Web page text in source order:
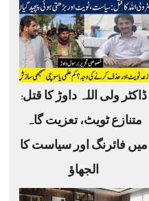
ڈاکٹر ولی اللہ داوڑ کا قتل:
متنازع ٹویٹ، تعزیت گاہ
میں فائرنگ اور سیاست کا
الجھاؤ